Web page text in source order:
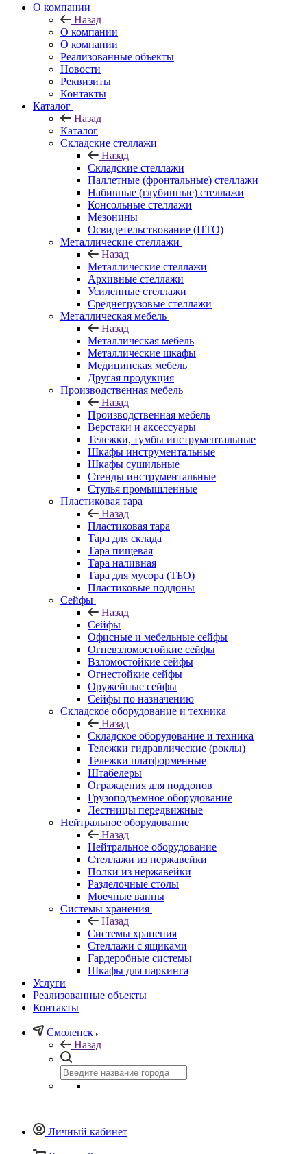
О компании
Назад
О компании
О компании
Реализованные объекты
Новости
Реквизиты
Контакты
Каталог
Назад
Каталог
Складские стеллажи
Назад
Складские стеллажи
Паллетные (фронтальные) стеллажи
Набивные (глубинные) стеллажи
Консольные стеллажи
Мезонины
Освидетельствование (ПТО)
Металлические стеллажи
Назад
Металлические стеллажи
Архивные стеллажи
Усиленные стеллажи
Среднегрузовые стеллажи
Металлическая мебель
Назад
Металлическая мебель
Металлические шкафы
Медицинская мебель
Другая продукция
Производственная мебель
Назад
Производственная мебель
Верстаки и аксессуары
Тележки, тумбы инструментальные
Шкафы инструментальные
Шкафы сушильные
Стенды инструментальные
Cтулья промышленные
Пластиковая тара
Назад
Пластиковая тара
Тара для склада
Тара пищевая
Тара наливная
Тара для мусора (ТБО)
Пластиковые поддоны
Сейфы
Назад
Сейфы
Офисные и мебельные сейфы
Огневзломостойкие сейфы
Взломостойкие сейфы
Огнестойкие сейфы
Оружейные сейфы
Сейфы по назначению
Складское оборудование и техника
Назад
Складское оборудование и техника
Тележки гидравлические (роклы)
Тележки платформенные
Штабелеры
Ограждения для поддонов
Грузоподъемное оборудование
Лестницы передвижные
Нейтральное оборудование
Назад
Нейтральное оборудование
Стеллажи из нержавейки
Полки из нержавейки
Разделочные столы
Моечные ванны
Системы хранения
Назад
Системы хранения
Стеллажи с ящиками
Гардеробные системы
Шкафы для паркинга
Услуги
Реализованные объекты
Контакты
Смоленск
Назад
Личный кабинет